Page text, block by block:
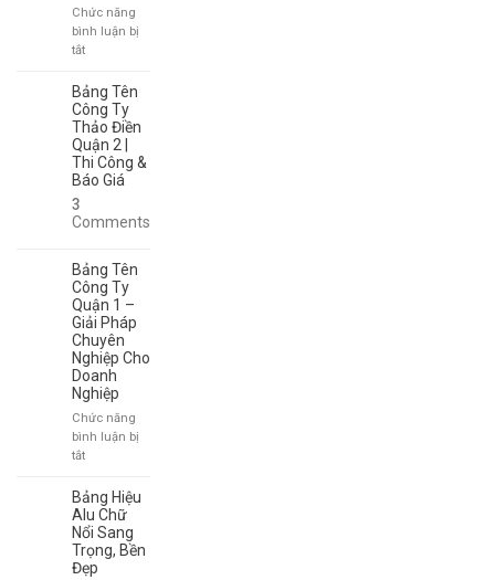
Hiện
Đại,
Thi
Theo
Yêu
Cầu
Chức năng
bình luận bị
tắtở
Tên
Công
Ty
Thảo
Điền
Đẹp
Lấy
Ngày
Bảng Tên
Công Ty
Thảo Điền
Quận 2 |
Thi Công &
Báo Giá
3
Comments
Bảng Tên
Công Ty
Quận 1 –
Giải Pháp
Chuyên
Nghiệp Cho
Doanh
Nghiệp
Chức năng
bình luận bị
tắtở
Tên
Công
Ty
Quận
1
Bảng Hiệu
Alu Chữ
Nổi Sang
Trọng, Bền
Đẹp